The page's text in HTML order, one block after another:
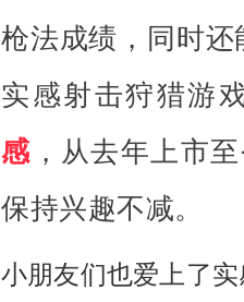
枪法成绩，同时
实感射击狩猎游
感 ，从去年上市
保持兴趣不减。
小朋友们也爱上了